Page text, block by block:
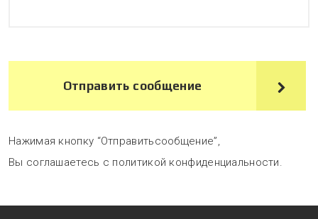
Отправить сообщение
Нажимая кнопку “Отправитьсообщение”,
Вы соглашаетесь с политикой конфиденциальности.